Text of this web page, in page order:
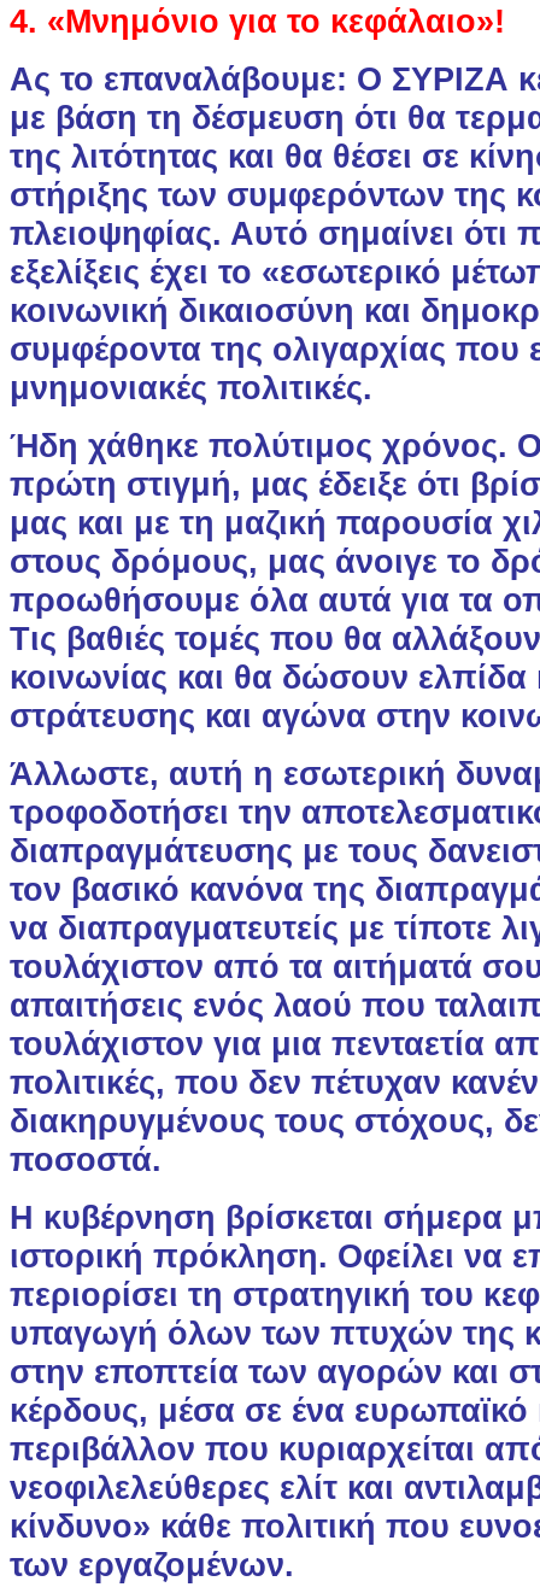
4. «Μνημόνιο για το κεφάλαιο»!
Ας το επαναλάβουμε: Ο ΣΥΡΙΖΑ
με βάση τη δέσμευση ότι θα
της λιτότητας και θα θέσει σε
στήριξης των συμφερόντων της
πλειοψηφίας. Αυτό σημαίνει ότι
εξελίξεις έχει το «εσωτερικό
κοινωνική δικαιοσύνη και
συμφέροντα της ολιγαρχίας που
μνημονιακές πολιτικές.
Ήδη χάθηκε πολύτιμος χρόνος.
πρώτη στιγμή, μας έδειξε ότι
μας και με τη μαζική παρουσία
στους δρόμους, μας άνοιγε το
προωθήσουμε όλα αυτά για τα
Τις βαθιές τομές που θα
κοινωνίας και θα δώσουν ελπίδα
στράτευσης και αγώνα στην
Άλλωστε, αυτή η εσωτερική
τροφοδοτήσει την
διαπραγμάτευσης με τους
τον βασικό κανόνα της
να διαπραγματευτείς με τίποτε
τουλάχιστον από τα αιτήματά
απαιτήσεις ενός λαού που
τουλάχιστον για μια πενταετία
πολιτικές, που δεν πέτυχαν
διακηρυγμένους τους στόχους,
ποσοστά.
Η κυβέρνηση βρίσκεται σήμερα
ιστορική πρόκληση. Οφείλει να
περιορίσει τη στρατηγική του
υπαγωγή όλων των πτυχών της
στην εποπτεία των αγορών και
κέρδους, μέσα σε ένα ευρωπαϊκό
περιβάλλον που κυριαρχείται
νεοφιλελεύθερες ελίτ και
κίνδυνο» κάθε πολιτική που
των εργαζομένων.